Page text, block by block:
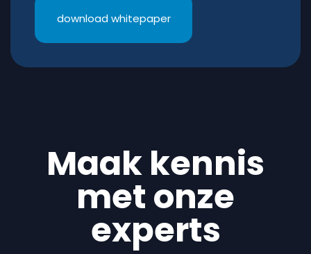
download whitepaper
Maak kennis
met onze
experts